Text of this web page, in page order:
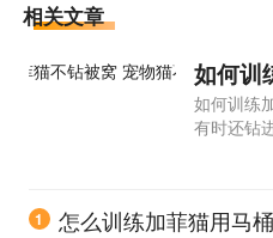
相关文章
如何训
猫不钻
如何训练
有时还钻
受，那
1
怎么训练加菲猫用马